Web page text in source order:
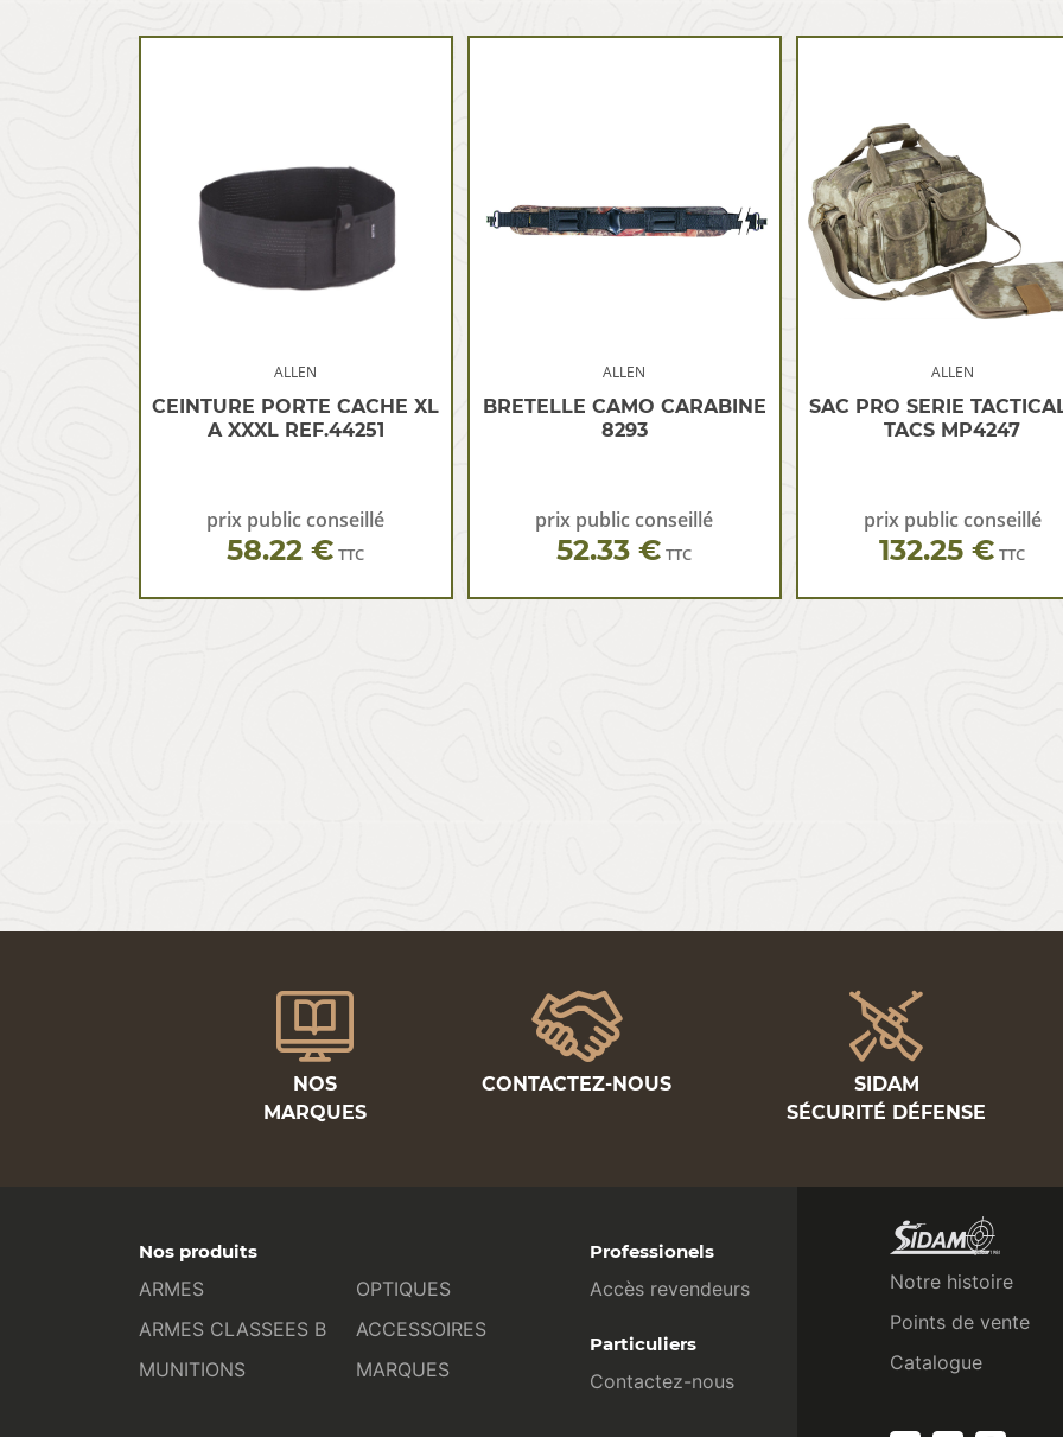
ALLEN
CEINTURE PORTE CACHE XL
A XXXL REF.44251
prix public conseillé
58.22 € TTC
ALLEN
BRETELLE CAMO CARABINE
8293
prix public conseillé
52.33 € TTC
ALLEN
SAC PRO SERIE
TACS MP4247
prix public conseillé
132.25 € TTC
NOS
MARQUES
CONTACTEZ-NOUS
SIDAM
SÉCURITÉ DÉFENSE
Nos produits
ARMES
ARMES CLASSEES B
MUNITIONS
OPTIQUES
ACCESSOIRES
MARQUES
Professionels
Accès revendeurs
Particuliers
Contactez-nous
Notre histoire
Points de vente
Catalogue